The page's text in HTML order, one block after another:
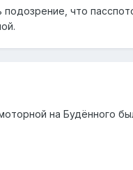
что
на Будённого